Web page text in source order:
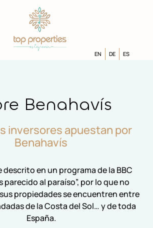
EN DE ES
Benahavís
inversores apuestan por
Benahavís
descrito en un programa de la BBC
parecido al paraíso”, por lo que no
propiedades se encuentren entre
de la Costa del Sol… y de toda
España.